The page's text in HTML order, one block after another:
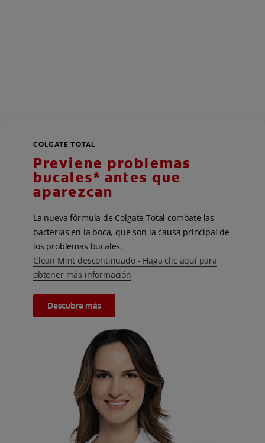
COLGATE TOTAL
Previene problemas
bucales* antes que
aparezcan
La nueva fórmula de Colgate Total combate las
bacterias en la boca, que son la causa principal de
los problemas bucales.
Clean Mint descontinuado - Haga clic aquí para
obtener más información
Descubra más